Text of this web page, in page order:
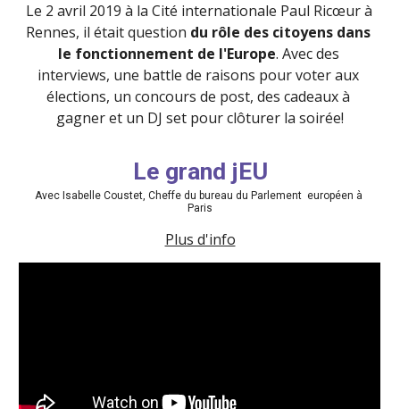
Le 2 avril 2019 à la Cité internationale Paul Ricœur à
Rennes, il était question du rôle des citoyens dans
le fonctionnement de l'Europe. Avec des
interviews, une battle de raisons pour voter aux
élections, un concours de post, des cadeaux à
gagner et un DJ set pour clôturer la soirée!
Le grand jEU
Avec Isabelle Coustet, Cheffe du bureau du Parlement  européen à
Paris
Plus d'info